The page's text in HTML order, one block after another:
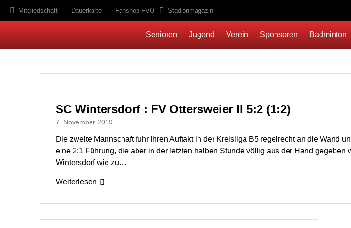
Mitgliedschaft Dauerkarte Fanshop FVO Stadionmagazin
Senioren Jugend Verein Sponsoren Badminton
SC Wintersdorf : FV Ottersweier II 5:2 (1:2)
7. November 2019
Die zweite Mannschaft fuhr ihren Auftakt in der Kreisliga B5 regelrecht an die Wand
eine 2:1 Führung, die aber in der letzten halben Stunde völlig aus der Hand
Wintersdorf wie zu…
Weiterlesen